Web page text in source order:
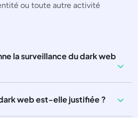
ou toute autre activité
la surveillance du dark web
web est-elle justifiée ?